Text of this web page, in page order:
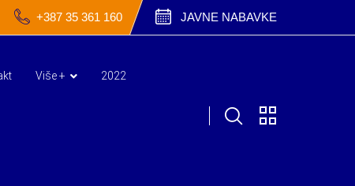
+387 35 361 160 JAVNE NABAVKE
Više + 2022